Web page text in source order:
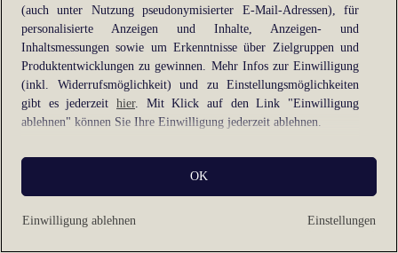
(auch unter Nutzung pseudonymisierter E-Mail-Adressen), für
personalisierte Anzeigen und Inhalte, Anzeigen- und
Inhaltsmessungen sowie um Erkenntnisse über Zielgruppen und
Produktentwicklungen zu gewinnen. Mehr Infos zur Einwilligung
(inkl. Widerrufsmöglichkeit) und zu Einstellungsmöglichkeiten
gibt es jederzeit hier. Mit Klick auf den Link "Einwilligung
ablehnen" können Sie Ihre Einwilligung jederzeit ablehnen.
Sie können Ihre Einwilligung auch jederzeit grundlos mit Wirkung
für die Zukunft widerrufen, indem Sie z. B. auf den Button
"Cookie-Einstellungen" im Footer der Website und "Alle
ablehnen" klicken.
Einstellungen
Einwilligung ablehnen
OK